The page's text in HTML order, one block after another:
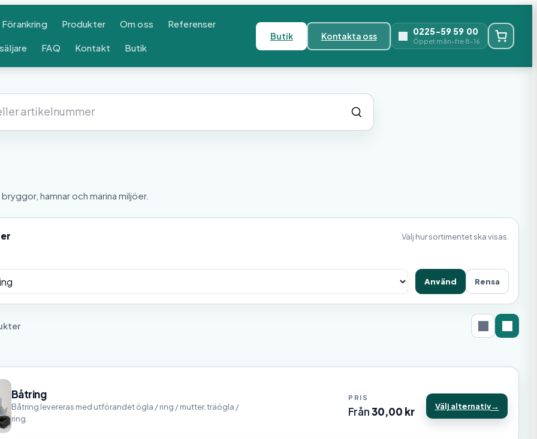
Förankring Produkter Om oss Referenser
FAQ Kontakt Butik
Butik Kontakta oss 0225-59 59 00
Öppet mån–fre 8–16
hamnar och marina miljöer.
Välj hur sortimentet ska visas.
Använd Rensa
Båtring
Båtring levereras med utförandet ögla / ring / mutter, träögla /
ring.
Från30,00 kr Välj alternativ